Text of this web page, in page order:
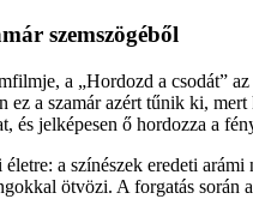
ár szemszögéből
a „Hordozd a csodát”
ez a szamár azért tűnik ki, mert
és jelképesen ő hordozza a f
életre: a színészek eredeti
ötvözi. A forgatás során